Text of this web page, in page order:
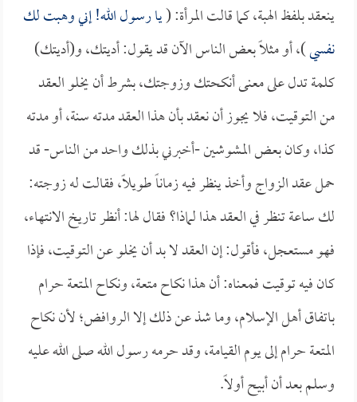
ينعقد بلفظ الهبة، كما قالت المرأة: (يا رسول الله! إني وهبت لك
نفسي)، أو مثلاً بعض الناس الآن قد يقول: أديتك، و(أديتك)
كلمة تدل على معنى أنكحتك وزوجتك، بشرط أن يخلو العقد
من التوقيت، فلا يجوز أن نعقد بأن هذا العقد مدته سنة، أو مدته
كذا، وكان بعض المشوشين -أخبرني بذلك واحد من الناس- قد
حمل عقد الزواج وأخذ ينظر فيه زماناً طويلاً، فقالت له زوجته:
لك ساعة تنظر في العقد هذا لماذا؟ فقال لها: أنظر تاريخ الانتهاء،
فهو مستعجل، فأقول: إن العقد لا بد أن يخلو عن التوقيت، فإذا
كان فيه توقيت فمعناه: أن هذا نكاح متعة، ونكاح المتعة حرام
باتفاق أهل الإسلام، وما شذ عن ذلك إلا الروافض؛ لأن نكاح
المتعة حرام إلى يوم القيامة، وقد حرمه رسول الله صلى الله عليه
وسلم بعد أن أبيح أولاً.